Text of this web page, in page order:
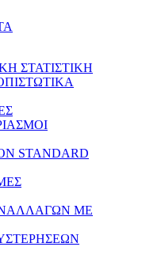
ΣΤΑΤΙΣΤΙΚΗ
STANDARD
ΜΕ